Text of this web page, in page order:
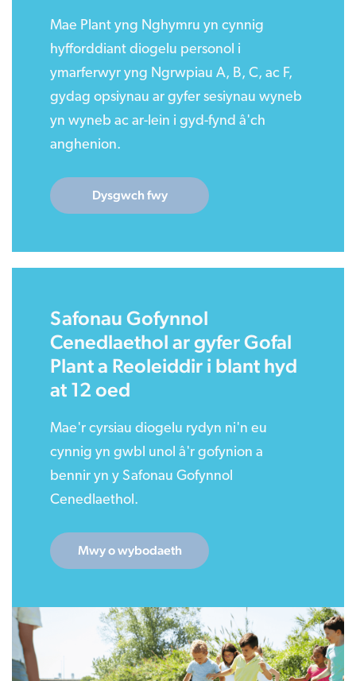
Mae Plant yng Nghymru yn cynnig
hyfforddiant diogelu personol i
ymarferwyr yng Ngrwpiau A, B, C, ac F,
gydag opsiynau ar gyfer sesiynau wyneb
yn wyneb ac ar-lein i gyd-fynd â'ch
anghenion.
Dysgwch fwy
Safonau Gofynnol
Cenedlaethol ar gyfer Gofal
Plant a Reoleiddir i blant hyd
at 12 oed
Mae'r cyrsiau diogelu rydyn ni'n eu
cynnig yn gwbl unol â'r gofynion a
bennir yn y Safonau Gofynnol
Cenedlaethol.
Mwy o wybodaeth